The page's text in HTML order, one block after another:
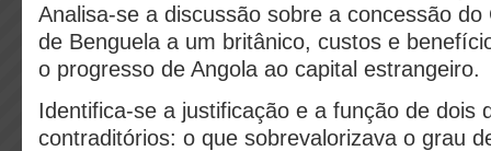
Analisa-se a discussão sobre a concessão do
de Benguela a um britânico, custos e
o progresso de Angola ao capital estrangeiro.
Identifica-se a justificação e a função de dois
contraditórios: o que sobrevalorizava o grau